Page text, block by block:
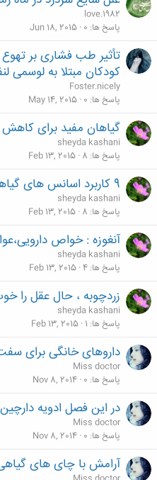
love.1982
پاسخ ها 0
Jun 18, 2015
تأثير طب فشاری بر
کودکان مبتلا به لوسمی
Foster.nicely
پاسخ ها 0
May 14, 2015
گیاهان مفید برای
sheyda kashani
پاسخ ها 8
Feb 13, 2015
9 کاربرد اسانس‌ های گیاهی برای سلامتی بیشتر خانواده
sheyda kashani
پاسخ ها 8
Feb 13, 2015
آنغوزه : خواص
sheyda kashani
پاسخ ها 4
Feb 13, 2015
زردچوبه ، حال عقل را
sheyda kashani
پاسخ ها 1
Feb 13, 2015
داروهای خانگی برای
Miss doctor
پاسخ ها 0
Nov 8, 2014
در این فصل ادویه
Miss doctor
پاسخ ها 0
Nov 8, 2014
آرامش با چای های